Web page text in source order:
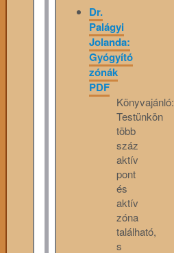
Dr.
Palágyi
Jolanda:
Gyógyító
zónák
PDF
Könyvajánló:
Testünkön
több
száz
aktív
pont
és
aktív
zóna
található,
s